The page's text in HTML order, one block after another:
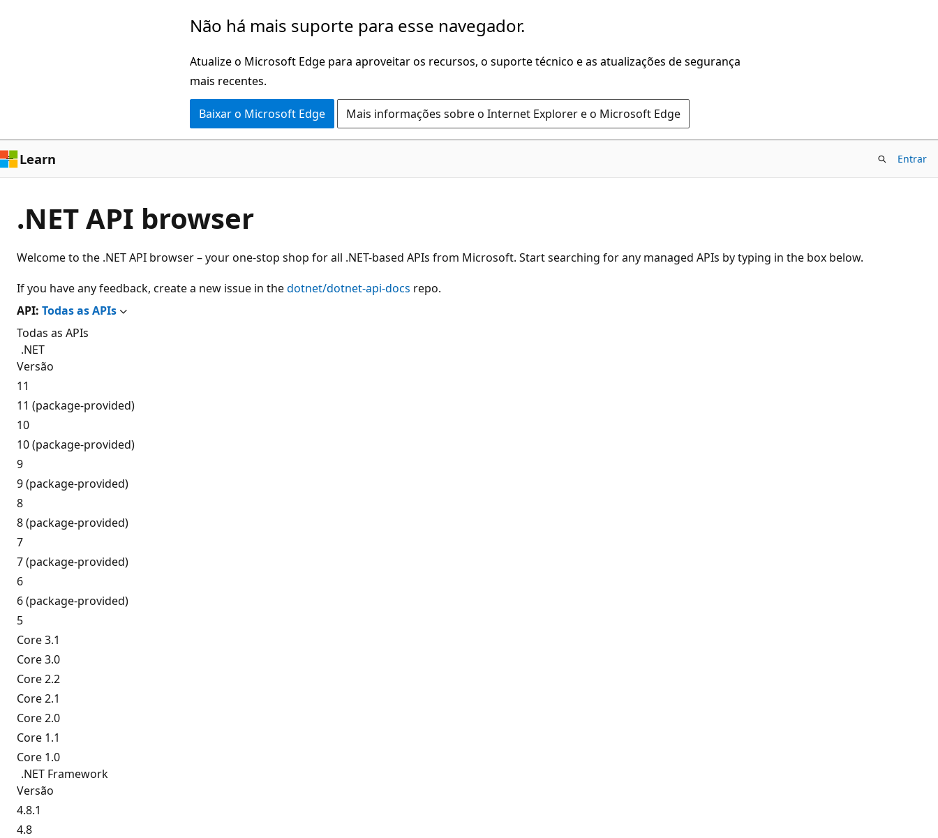
Não há mais suporte para esse navegador.
Atualize o Microsoft Edge para aproveitar os recursos, o suporte técnico e as atualizações de segurança
mais recentes.
Baixar o Microsoft Edge Mais informações sobre o Internet Explorer e o Microsoft Edge
Learn Entrar
.NET API browser
Welcome to the .NET API browser – your one-stop shop for all .NET-based APIs from Microsoft. Start searching for any managed APIs by typing in the box below.
If you have any feedback, create a new issue in thedotnet/dotnet-api-docs repo.
API: Todas as APIs
Todas as APIs
.NET
Versão
11
11 (package-provided)
10
10 (package-provided)
9
9 (package-provided)
8
8 (package-provided)
7
7 (package-provided)
6
6 (package-provided)
5
Core 3.1
Core 3.0
Core 2.2
Core 2.1
Core 2.0
Core 1.1
Core 1.0
.NET Framework
Versão
4.8.1
4.8